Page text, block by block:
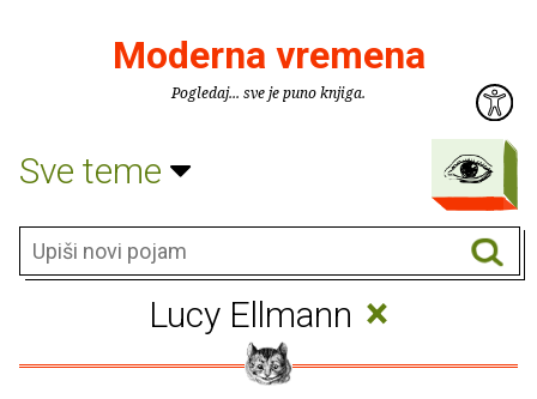
Moderna vremena
Pogledaj... sve je puno knjiga.
Sve teme
Lucy Ellmann ×